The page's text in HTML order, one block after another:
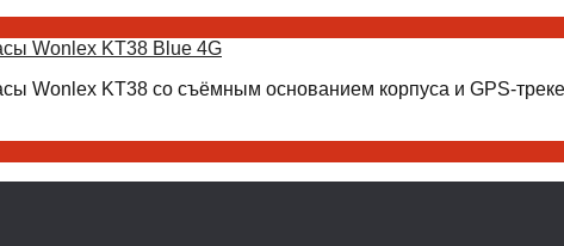
Wonlex KT38 Blue 4G
Wonlex KT38 со съёмным основанием корпуса и GPS-